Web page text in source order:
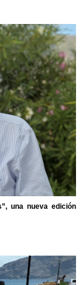
una nueva edición